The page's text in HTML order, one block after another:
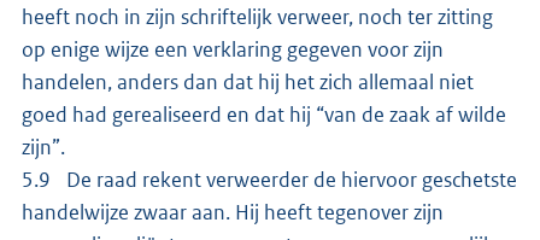
heeft noch in zijn schriftelijk verweer, noch ter zitting
op enige wijze een verklaring gegeven voor zijn
handelen, anders dan dat hij het zich allemaal niet
goed had gerealiseerd en dat hij “van de zaak af wilde
zijn”.
5.9 De raad rekent verweerder de hiervoor geschetste
handelwijze zwaar aan. Hij heeft tegenover zijn